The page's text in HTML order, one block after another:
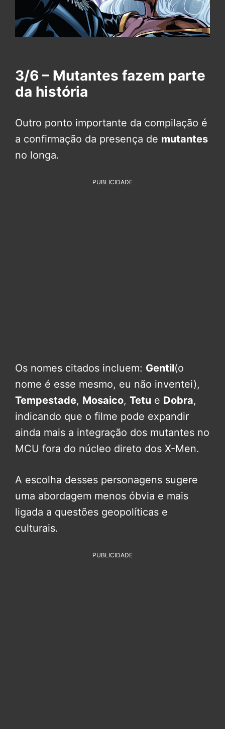
3/6 – Mutantes fazem parte
da história
Outro ponto importante da compilação é
a confirmação da presença de mutantes
no longa.
PUBLICIDADE
Os nomes citados incluem: Gentil(o
nome é esse mesmo, eu não inventei),
Tempestade, Mosaico, Tetu e Dobra,
indicando que o filme pode expandir
ainda mais a integração dos mutantes no
MCU fora do núcleo direto dos X-Men.
A escolha desses personagens sugere
uma abordagem menos óbvia e mais
ligada a questões geopolíticas e
culturais.
PUBLICIDADE